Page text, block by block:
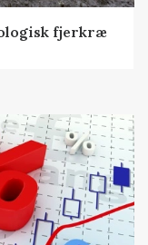
fjerkræ